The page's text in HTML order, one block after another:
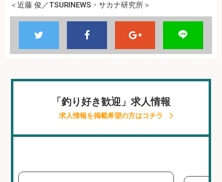
＜近藤 俊／TSURINEWS・サカナ研究所＞
「釣り好き歓迎」求人情報
求人情報を掲載希望の方はコチラ